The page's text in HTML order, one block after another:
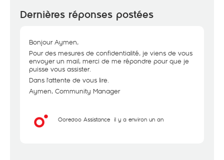
Dernières réponses postées
Bonjour Aymen,
Pour des mesures de confidentialité, je viens de vous
envoyer un mail, merci de me répondre pour que je
puisse vous assister.
Dans l'attente de vous lire.
Aymen, Community Manager
Ooredoo Assistance il y a environ un an